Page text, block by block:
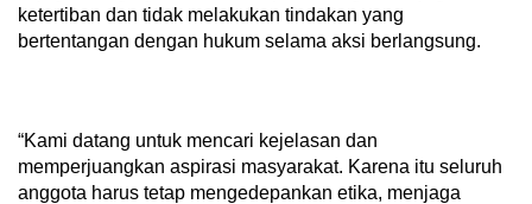
ketertiban dan tidak melakukan tindakan yang
bertentangan dengan hukum selama aksi berlangsung.
“Kami datang untuk mencari kejelasan dan
memperjuangkan aspirasi masyarakat. Karena itu seluruh
anggota harus tetap mengedepankan etika, menjaga